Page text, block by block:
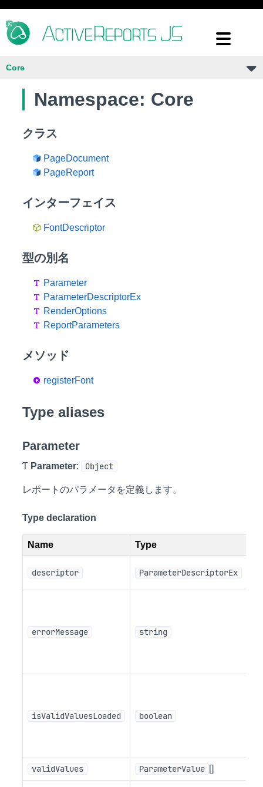
Core
Namespace: Core
クラス
PageDocument
PageReport
インターフェイス
FontDescriptor
型の別名
Parameter
ParameterDescriptorEx
RenderOptions
ReportParameters
メソッド
registerFont
Type aliases
Parameter
Ƭ Parameter: Object
レポートのパラメータを定義します。
Type declaration
Name Type
descriptor ParameterDescriptorEx
errorMessage string
isValidValuesLoaded boolean
validValues ParameterValue []